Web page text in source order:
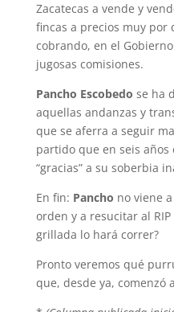
Zacatecas a vende y
fincas a precios muy por
cobrando, en el
jugosas comisiones.
Pancho Escobedo se ha
aquellas andanzas y
que se aferra a seguir
partido que en seis años
“gracias” a su soberbia
En fin: Pancho no viene
orden y a resucitar al
grillada lo hará correr?
Pronto veremos qué
que, desde ya, comenzó